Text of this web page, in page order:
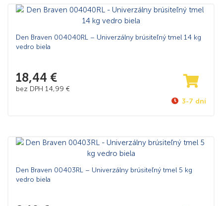
Den Braven 004040RL – Univerzálny brúsiteľný tmel 14 kg
vedro biela
18,44 €
bez DPH 14,99 €
3-7 dní
Den Braven 00403RL – Univerzálny brúsiteľný tmel 5 kg
vedro biela